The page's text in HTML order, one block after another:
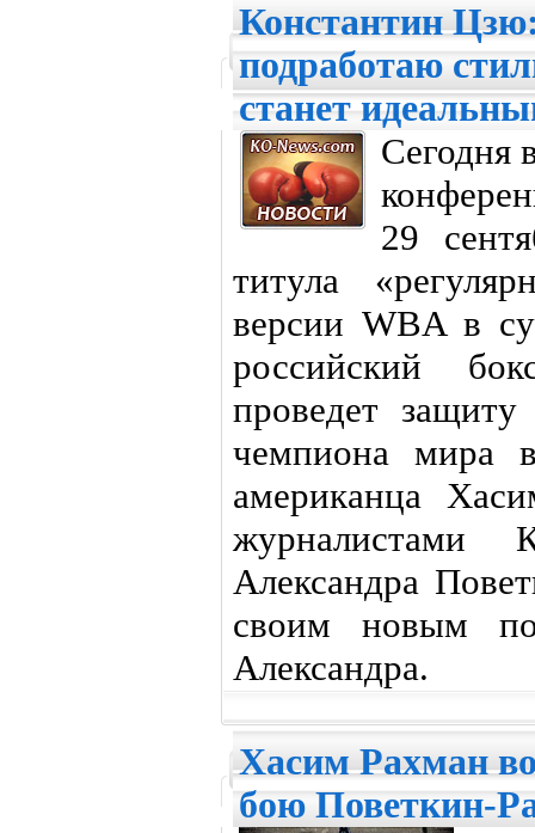
Константин
подработаю
станет
Сегодня
29
титула
версии WBA в
российский
проведет
чемпиона мира
американца
журналистами
Александра
своим новым
Александра.
Хасим Рахман
бою Поветкин-